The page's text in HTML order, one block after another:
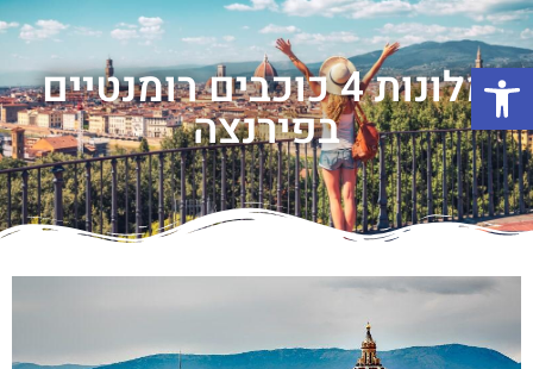
מלונות 4 כוכבים רומנטיים
בפירנצה
פתח סרגל נגישות